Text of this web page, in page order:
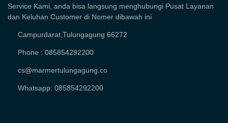
Service Kami, anda bisa langsung menghubungi Pusat Layanan
dan Keluhan Customer di Nomer dibawah ini
Campurdarat,Tulungagung 66272
Phone : 085854292200
cs@marmertulungagung.co
Whatsapp: 085854292200